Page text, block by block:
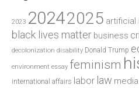
2023 20242025 artificial
black lives matter business
decolonization disability Donald Trump
environment essay feminism
international affairs labor law media